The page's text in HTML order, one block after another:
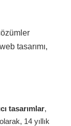
tasarımı,
tasarımlar,
14 yıllık